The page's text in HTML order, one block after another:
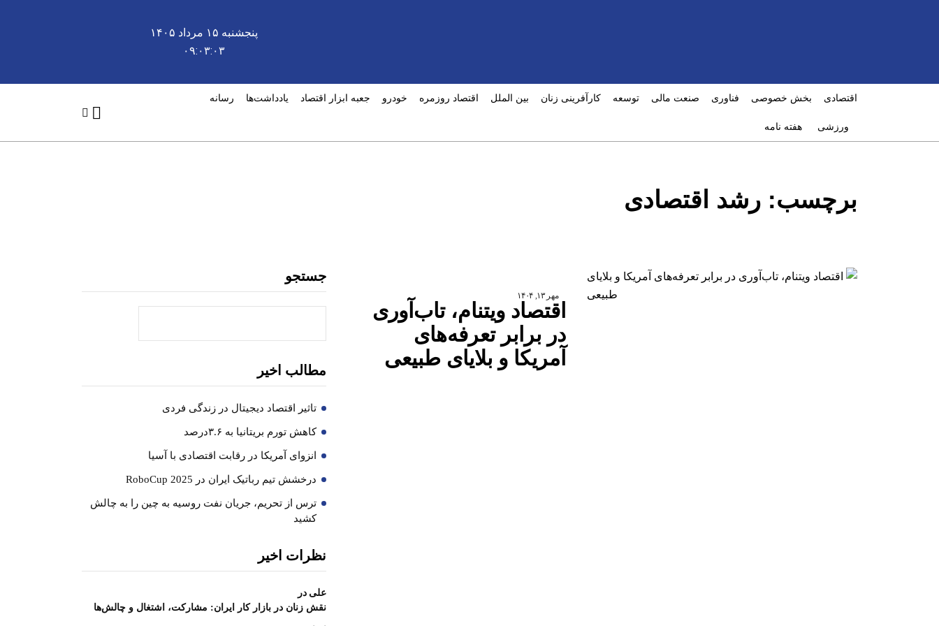
پنجشنبه ۱۵ مرداد ۱۴۰۵
۰۹:۰۳:۰۳
اقتصادی بخش خصوصی فناوری صنعت مالی توسعه کارآفرینی زنان بین الملل اقتصاد روزمره خودرو جعبه ابزار اقتصاد یادداشت‌ها رسانه
ورزشی هفته نامه
برچسب: رشد اقتصادی
مهر ۱۳, ۱۴۰۴
اقتصاد ویتنام، تاب‌آوری
در برابر تعرفه‌های
آمریکا و بلایای طبیعی
جستجو
مطالب اخیر
تاثیر اقتصاد دیجیتال در زندگی فردی
کاهش تورم بریتانیا به ۳.۶درصد
انزوای آمریکا در رقابت اقتصادی با آسیا
درخشش تیم رباتیک ایران در RoboCup 2025
ترس از تحریم، جریان نفت روسیه به چین را به چالش
کشید
نظرات اخیر
علی در
نقش زنان در بازار کار ایران: مشارکت، اشتغال و چالش‌ها